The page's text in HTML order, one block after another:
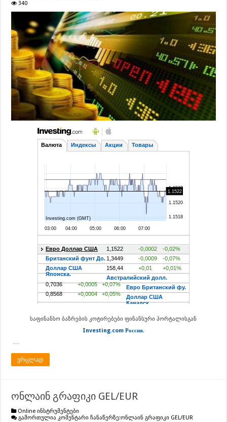
340
საფინანსო ბაზრების კოტირებები ფინანსური პორტალისგან
Investing.com Россия.
…
ვრცლად
ონლაინ გრაფიკი GEL/EUR
Online ინსტრუმენტები
გამორთულია კომენტარი ჩანაწერზე:ონლაინ გრაფიკი GEL/EUR